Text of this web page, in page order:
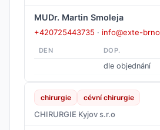
MUDr. Martin Smoleja
+420725443735 · info@exte-
DEN DOP.
dle objednání
chirurgie cévní chirurgie
CHIRURGIE Kyjov s.r.o